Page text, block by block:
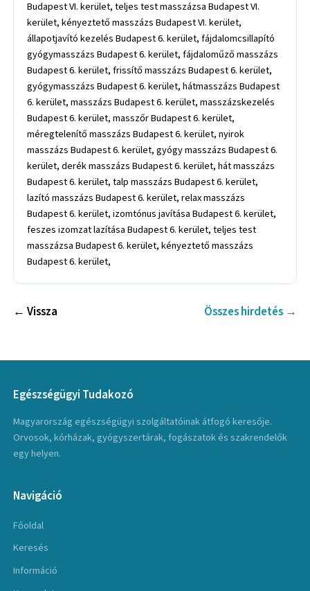
Budapest VI. kerület, teljes test masszázsa Budapest VI.
kerület, kényeztető masszázs Budapest VI. kerület,
állapotjavító kezelés Budapest 6. kerület, fájdalomcsillapító
gyógymasszázs Budapest 6. kerület, fájdaloműző masszázs
Budapest 6. kerület, frissítő masszázs Budapest 6. kerület,
gyógymasszázs Budapest 6. kerület, hátmasszázs Budapest
6. kerület, masszázs Budapest 6. kerület, masszázskezelés
Budapest 6. kerület, masszőr Budapest 6. kerület,
méregtelenítő masszázs Budapest 6. kerület, nyirok
masszázs Budapest 6. kerület, gyógy masszázs Budapest 6.
kerület, derék masszázs Budapest 6. kerület, hát masszázs
Budapest 6. kerület, talp masszázs Budapest 6. kerület,
lazító masszázs Budapest 6. kerület, relax masszázs
Budapest 6. kerület, izomtónus javítása Budapest 6. kerület,
feszes izomzat lazítása Budapest 6. kerület, teljes test
masszázsa Budapest 6. kerület, kényeztető masszázs
Budapest 6. kerület,
← Vissza Összes hirdetés →
Egészségügyi Tudakozó
Magyarország egészségügyi szolgáltatóinak átfogó keresője.
Orvosok, kórházak, gyógyszertárak, fogászatok és szakrendelők
egy helyen.
Navigáció
Főoldal
Keresés
Információ